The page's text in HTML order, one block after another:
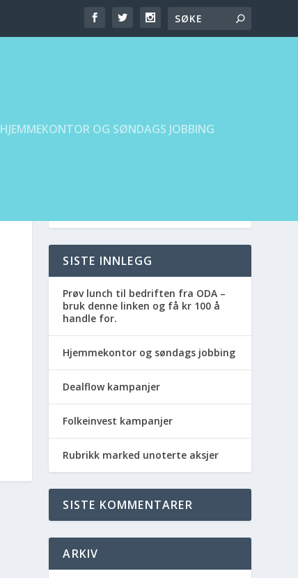
HJEMMEKONTOR OG SØNDAGS JOBBING
SISTE INNLEGG
Prøv lunch til bedriften fra ODA –
bruk denne linken og få kr 100 å
handle for.
Hjemmekontor og søndags jobbing
Dealflow kampanjer
Folkeinvest kampanjer
Rubrikk marked unoterte aksjer
SISTE KOMMENTARER
ARKIV